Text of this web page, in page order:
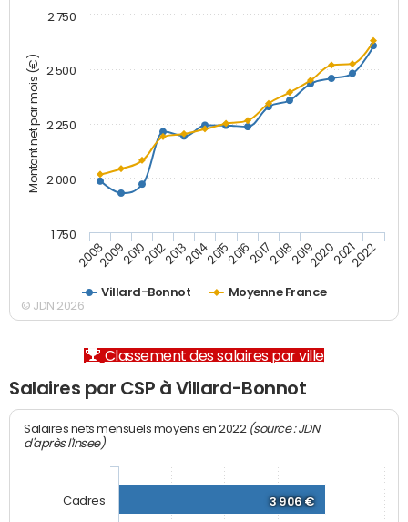
Montant net par mois (€)
Villard-Bonnot Moyenne France
20082009201020122013201420152016201720182019202020212022
2 000
1 750
2 250
2 500
2 750
© JDN 2026
Classement des salaires par ville
Salaires par CSP à Villard-Bonnot
Salaires nets mensuels moyens en 2022 (source : JDN
d'après l'Insee)
3 906 €
Cadres